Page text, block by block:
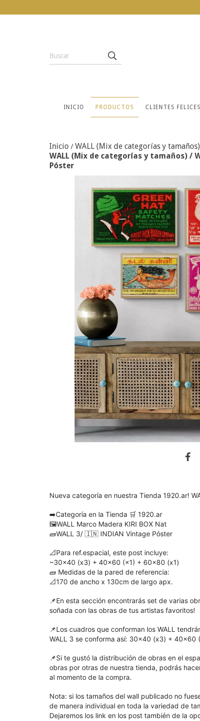
INICIO PRODUCTOS CLIENTES FELICES
Inicio / WALL (Mix de categorías y tamaños)
WALL (Mix de categorías y tamaños) /
Póster
Nueva categoría en nuestra Tienda 1920.ar!
➡️Categoría en la Tienda 🛒 1920.ar
🖼WALL Marco Madera KIRI BOX Nat
🧱WALL 3/ 🇮🇳 INDIAN Vintage Póster
📐Para ref.espacial, este post incluye:
~30x40 (x3) + 40x60 (×1) + 60x80 (x1)
🧱 Medidas de la pared de referencia:
📐170 de ancho x 130cm de largo apx.
📌En esta sección encontrarás set de varias
soñada con las obras de tus artistas favoritos!
📌Los cuadros que conforman los WALL
WALL 3 se conforma así: 30x40 (x3) + 40x60
📌Si te gustó la distribución de obras en el
obras por otras de nuestra tienda, podrás
al momento de la compra.
Nota: si los tamaños del wall publicado no
de manera individual en toda la variedad de
Dejaremos los link en los post también de la